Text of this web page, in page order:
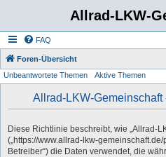
Allrad-LKW-
FAQ
Foren-Übersicht
Unbeantwortete Themen Aktive Themen
Allrad-LKW-
Diese Richtlinie beschreibt, wie „Allrad-
(„https://www.allrad-lkw-
Betreiber“) die Daten verwendet, die